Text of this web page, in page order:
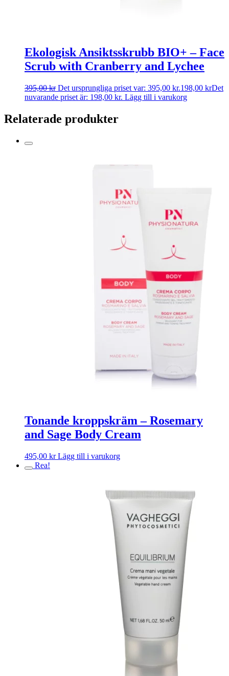
Ekologisk Ansiktsskrubb BIO+ – Face
Scrub with Cranberry and Lychee
395,00kr Det ursprungliga priset var: 395,00 kr.198,00 krDet
nuvarande priset är: 198,00 kr. Lägg till i varukorg
Relaterade produkter
Tonande kroppskräm – Rosemary
and Sage Body Cream
495,00 kr Lägg till i varukorg
Rea!